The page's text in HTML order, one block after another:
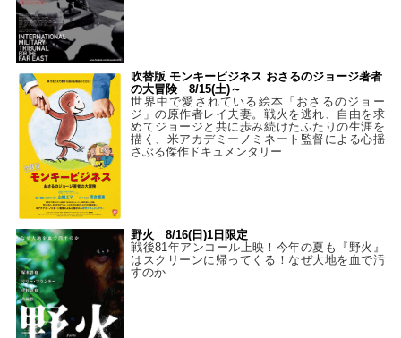
吹替版 モンキービジネス おさるのジョージ著者
の大冒険 8/15(土)～
世界中で愛されている絵本「おさるのジョー
ジ」の原作者レイ夫妻。戦火を逃れ、自由を求
めてジョージと共に歩み続けたふたりの生涯を
描く、米アカデミーノミネート監督による心揺
さぶる傑作ドキュメンタリー
野火 8/16(日)1日限定
戦後81年アンコール上映！今年の夏も『野火』
はスクリーンに帰ってくる！なぜ大地を血で汚
すのか